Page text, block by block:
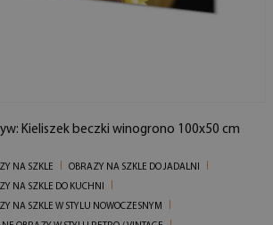
Kieliszek beczki winogrono 100x50 cm
NA SZKLE
OBRAZY NA SZKLE DO JADALNI
NA SZKLE DO KUCHNI
NA SZKLE W STYLU NOWOCZESNYM